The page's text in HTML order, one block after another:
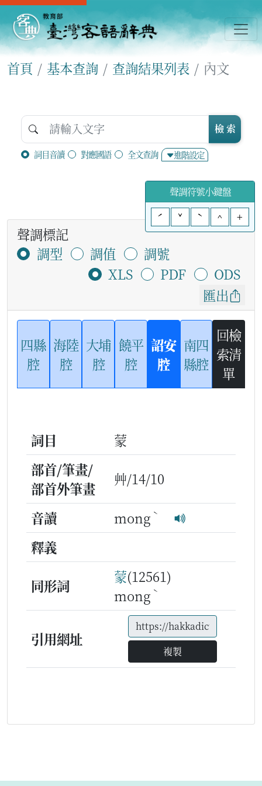
首頁 基本查詢 查詢結果列表 內文
詞目音讀 對應國語 全文查詢 進階設定
檢 索
聲調符號小鍵盤
ˊ
ˇ ˋ ^ +
聲調標記
調型
調值
調號
XLS
PDF
ODS
匯出
四縣
腔
海陸
腔
大埔
腔
饒平
腔
詔安
腔
南四
縣腔
回檢
索清
單
詞目
蒙
部首/筆畫/
部首外筆畫
艸/14/10
音讀 mong ˋ
釋義
同形詞 蒙(12561)
mong ˋ
引用網址
複製